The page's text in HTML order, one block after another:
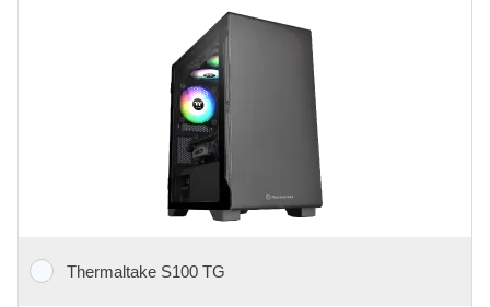
Thermaltake S100 TG